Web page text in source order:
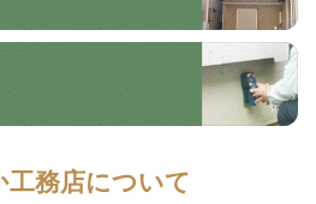
務店について